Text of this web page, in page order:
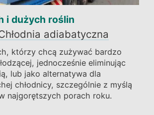
i dużych roślin
adiabatyczna
którzy chcą zużywać bardzo
jednocześnie eliminując
lub jako alternatywa dla
chłodnicy, szczególnie z myślą
najgorętszych porach roku.